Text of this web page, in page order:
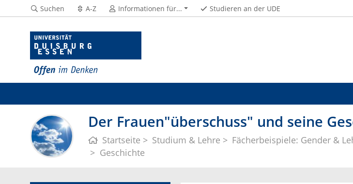
Suchen A-Z Informationen für... Studieren an der UDE
Der Frauen"überschuss" und seine
Startseite Studium & Lehre Fächerbeispiele: Gender &
Geschichte